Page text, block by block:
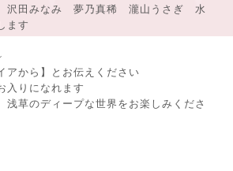
沢田みなみ 夢乃真稀 瀧山うさぎ 水
ます
アから】とお伝えください
入りになれます
草のディープな世界をお楽しみくださ